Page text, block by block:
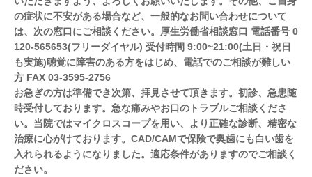
の症状に不安がある場合など、一般的なお問い合わせについて
は、次の窓口にご相談ください。厚生労働省相談窓口 電話番号 0
120-565653(フリーダイヤル) 受付時間 9:00~21:00(土日・祝日
も実施)聴覚に障害のある方をはじめ、電話でのご相談が難しい
方 FAX 03-3595-2756
お急ぎの方は準備でき次第、拝見させて頂きます。初診、急患随
時受付しております。急な痛みやお口のトラブルご相談くださ
い。当院ではマイクロスコープを用い、より正確な診断、精密な
治療に心がけております。CAD/CAMで保険で奥歯にも白い歯を
入れられるようになりました。適応条件がありますのでご相談く
ださい。